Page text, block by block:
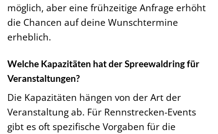
möglich, aber eine frühzeitige Anfrage erhöht
die Chancen auf deine Wunschtermine
erheblich.
Welche Kapazitäten hat der Spreewaldring für
Veranstaltungen?
Die Kapazitäten hängen von der Art der
Veranstaltung ab. Für Rennstrecken-Events
gibt es oft spezifische Vorgaben für die